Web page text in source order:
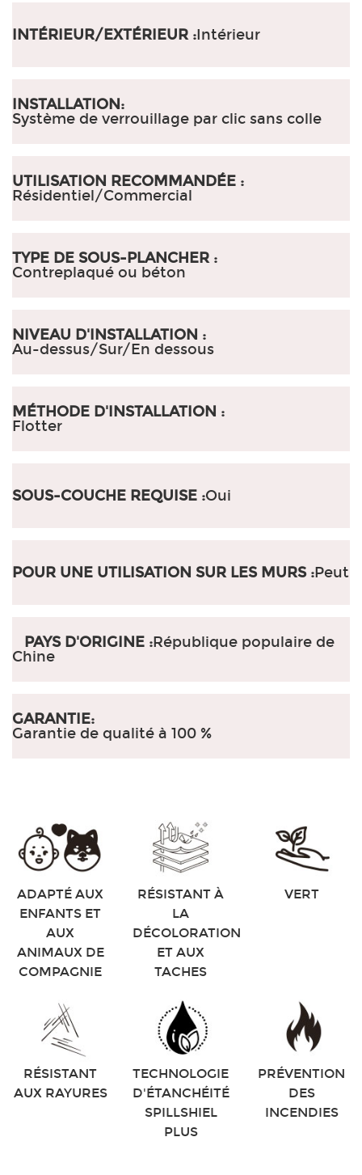
INTÉRIEUR/EXTÉRIEUR :Intérieur
INSTALLATION:
Système de verrouillage par clic sans colle
UTILISATION RECOMMANDÉE :
Résidentiel/Commercial
TYPE DE SOUS-PLANCHER :
Contreplaqué ou béton
NIVEAU D'INSTALLATION :
Au-dessus/Sur/En dessous
MÉTHODE D'INSTALLATION :
Flotter
SOUS-COUCHE REQUISE :Oui
POUR UNE UTILISATION SUR LES MURS :Peut
PAYS D'ORIGINE :République populaire de
Chine
GARANTIE:
Garantie de qualité à 100 %
ADAPTÉ AUX
ENFANTS ET
AUX
ANIMAUX DE
COMPAGNIE
RÉSISTANT À
LA
DÉCOLORATION
ET AUX
TACHES
VERT
RÉSISTANT
AUX RAYURES
TECHNOLOGIE
D'ÉTANCHÉITÉ
SPILLSHIEL
PLUS
PRÉVENTION
DES
INCENDIES